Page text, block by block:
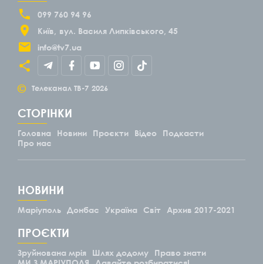
099 760 94 96
Київ
вул. Василя Липківського, 45
info@tv7.ua
© Телеканал ТВ-7 2026
СТОРІНКИ
Головна Новини Проєкти Відео
Подкасти
Про нас
НОВИНИ
Маріуполь Донбас Україна Світ Архив 2017-2021
ПРОЄКТИ
Зруйнована мрія Шлях додому
Право знати